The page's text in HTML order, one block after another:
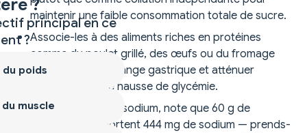
maintenir une faible consommation totale de sucre.
Associe-les à des aliments riches en protéines
comme du poulet grillé, des œufs ou du fromage
pour ralentir la vidange gastrique et atténuer
davantage toute hausse de glycémie.
Si tu surveilles ton sodium, note que 60 g de
cornichons apportent 444 mg de sodium — prends-
?
principal en ce
?
poids
muscle